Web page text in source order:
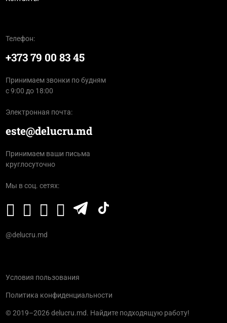
Телефон:
+373 79 00 83 45
Принимаем звонки по будням
с 9:00 до 18:00
Электронная почта:
este@delucru.md
Принимаем ваши письма
круглосуточно
Мы в соц. сетях:
@delucru.md
© 2019–2026 delucru.md. Найдите подходящую работу!
Условия пользования
Политика конфиденциальности